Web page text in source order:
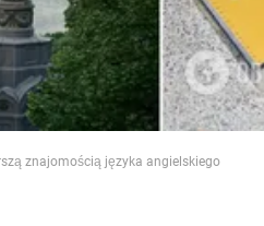
znajomością języka angielskiego